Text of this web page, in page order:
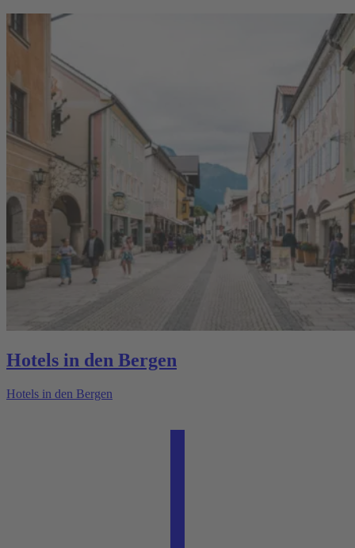
Hotels in den Bergen
Hotels in den Bergen